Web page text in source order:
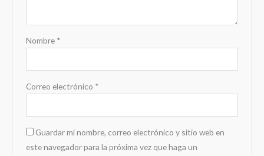
Nombre *
Correo electrónico *
Guardar mi nombre, correo electrónico y sitio web en
este navegador para la próxima vez que haga un